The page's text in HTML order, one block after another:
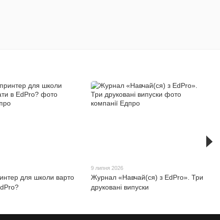
для школи варто
9 липня 2026
Журнал «Навчай(ся) з EdPro». Три
друковані випуски